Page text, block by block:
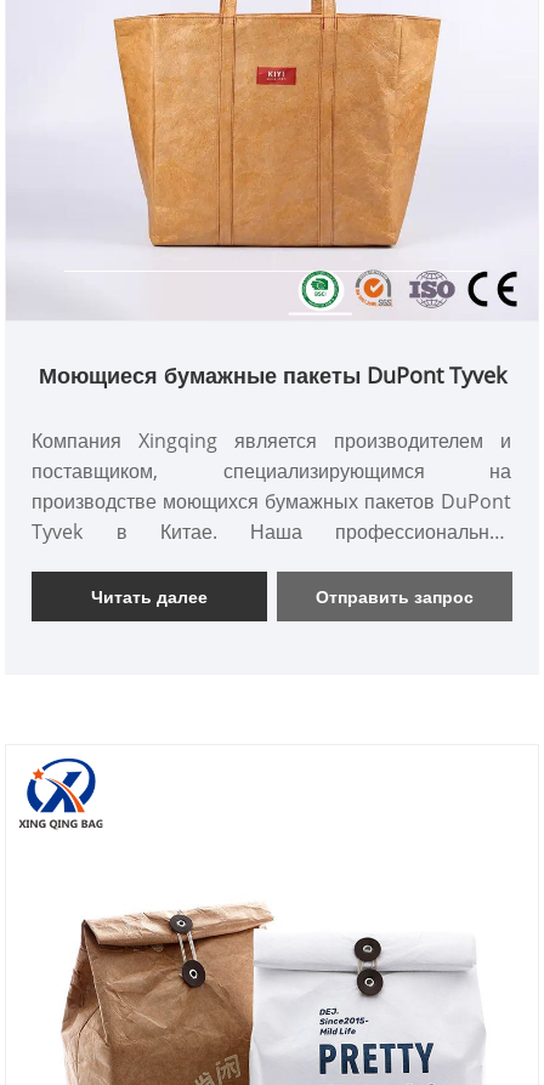
Моющиеся бумажные пакеты DuPont Tyvek
Компания Xingqing является производителем и
поставщиком, специализирующимся на
производстве моющихся бумажных пакетов DuPont
Tyvek в Китае. Наша профессиональная
торговле может лучше обслуживать клиентов и
помогать им решать их индивидуальные,
Китае.
Читать далее Отправить запрос